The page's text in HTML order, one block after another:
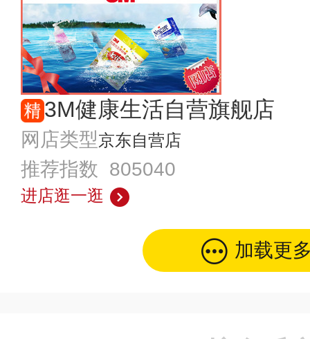
3M健康生活自营旗舰店
网店类型京东自营店
推荐指数 805040
进店逛一逛
加载更